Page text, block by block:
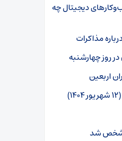
دیجیتال چه
مذاکرات
روز چهارشنبه
اربعین
مشخص شد